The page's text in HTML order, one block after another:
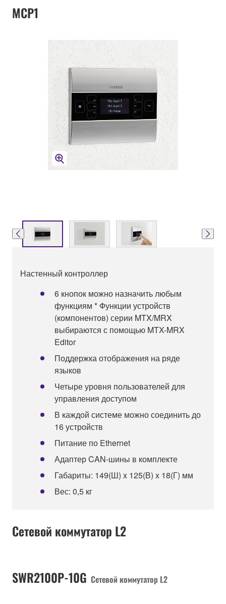
MCP1
Настенный контроллер
6 кнопок можно назначить любым
функциям * Функции устройств
(компонентов) серии MTX/MRX
выбираются с помощью MTX-MRX
Editor
Поддержка отображения на ряде
языков
Четыре уровня пользователей для
управления доступом
В каждой системе можно соединить до
16 устройств
Питание по Ethernet
Адаптер CAN-шины в комплекте
Габариты: 149(Ш) x 125(В) x 18(Г) мм
Вес: 0,5 кг
Сетевой коммутатор L2
SWR2100P-10G Сетевой коммутатор L2